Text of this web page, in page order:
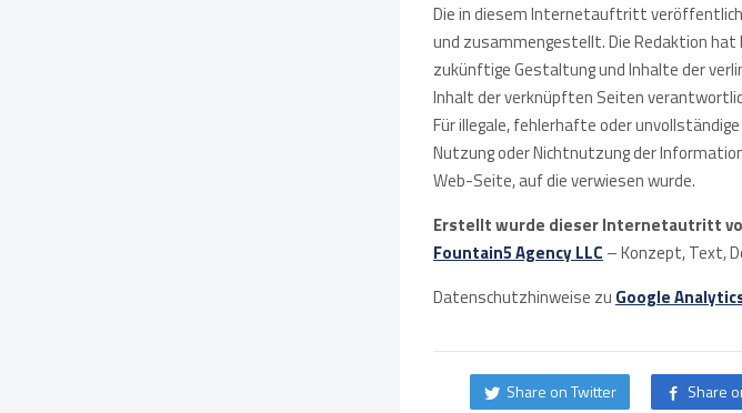
Die in diesem Internetauftritt
und zusammengestellt. Die Redaktion
zukünftige Gestaltung und Inhalte der
Inhalt der verknüpften Seiten
Für illegale, fehlerhafte oder
Nutzung oder Nichtnutzung der
Web-Seite, auf die verwiesen wurde.
Erstellt wurde dieser Internetautritt
Fountain5 Agency LLC – Konzept, Text,
Datenschutzhinweise zu Google
Share on Twitter Share